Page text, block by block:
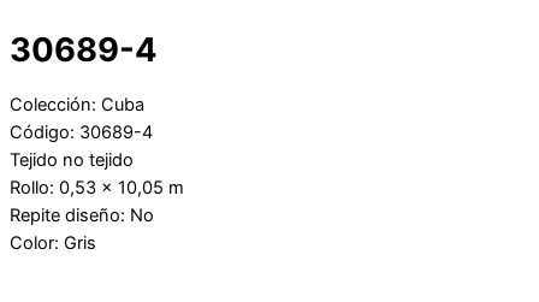
30689-4
Colección: Cuba
Código: 30689-4
Tejido no tejido
Rollo: 0,53 x 10,05 m
Repite diseño: No
Color: Gris